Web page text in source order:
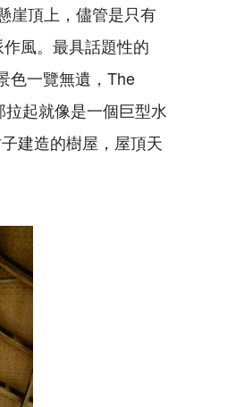
崖頂上，儘管是只有
風。最具話題性的
色一覽無遺，The
起就像是一個巨型水
建造的樹屋，屋頂天